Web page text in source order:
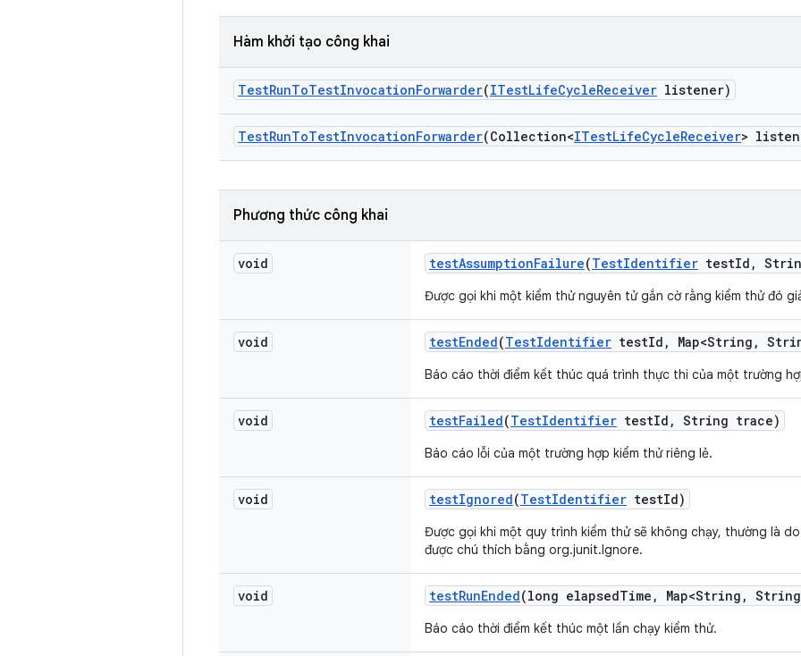
Hàm khởi tạo công khai
TestRunToTestInvocationForwarder(ITestLifeCycleReceiver listener)
TestRunToTestInvocationForwarder(Collection<ITestLifeCycleReceiver>
Phương thức công khai
void testAssumptionFailure(TestIdentifier testId ,
Được gọi khi một kiểm thử nguyên tử gắn cờ rằng kiểm thử đó
void testEnded(TestIdentifier testId , Map<String ,
Báo cáo thời điểm kết thúc quá trình thực thi của một trường
void testFailed(TestIdentifier testId , String trace)
Báo cáo lỗi của một trường hợp kiểm thử riêng lẻ.
void testIgnored(TestIdentifier testId)
Được gọi khi một quy trình kiểm thử sẽ không chạy, thường là
được chú thích bằng org.junit.Ignore.
void testRunEnded(long elapsedTime , Map<String ,
Báo cáo thời điểm kết thúc một lần chạy kiểm thử.